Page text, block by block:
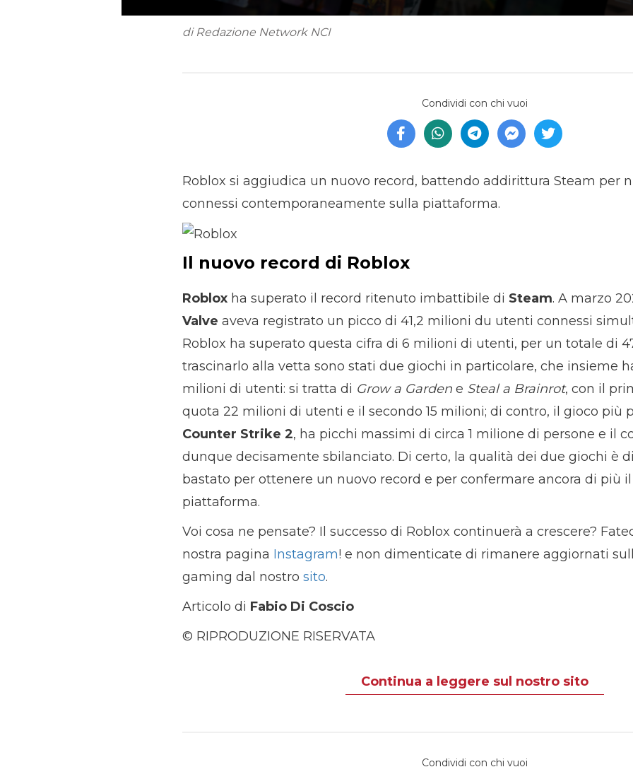
di Redazione Network NCI
Condividi con chi vuoi
Roblox si aggiudica un nuovo record, battendo addirittura Steam per
connessi contemporaneamente sulla piattaforma.
Il nuovo record di Roblox
Robloxha superato il record ritenuto imbattibile di Steam. A marzo
Valve aveva registrato un picco di 41,2 milioni du utenti connessi
Roblox ha superato questa cifra di 6 milioni di utenti, per un totale di
trascinarlo alla vetta sono stati due giochi in particolare, che insieme
milioni di utenti: si tratta di Grow a Gardene Steal a Brainrot, con il
quota 22 milioni di utenti e il secondo 15 milioni; di contro, il gioco più
Counter Strike 2, ha picchi massimi di circa 1 milione di persone e il
dunque decisamente sbilanciato. Di certo, la qualità dei due giochi è
bastato per ottenere un nuovo record e per confermare ancora di più
piattaforma.
Voi cosa ne pensate? Il successo di Roblox continuerà a crescere?
nostra pagina Instagram! e non dimenticate di rimanere aggiornati
gaming dal nostro sito.
Articolo di Fabio Di Coscio
© RIPRODUZIONE RISERVATA
Continua a leggere sul nostro sito
Condividi con chi vuoi